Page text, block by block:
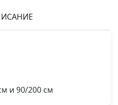
и 90/200 см